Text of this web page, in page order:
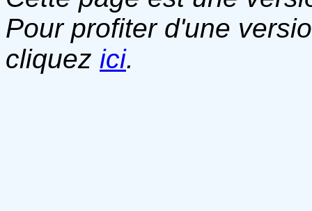
Pour profiter d'une
cliquez ici.